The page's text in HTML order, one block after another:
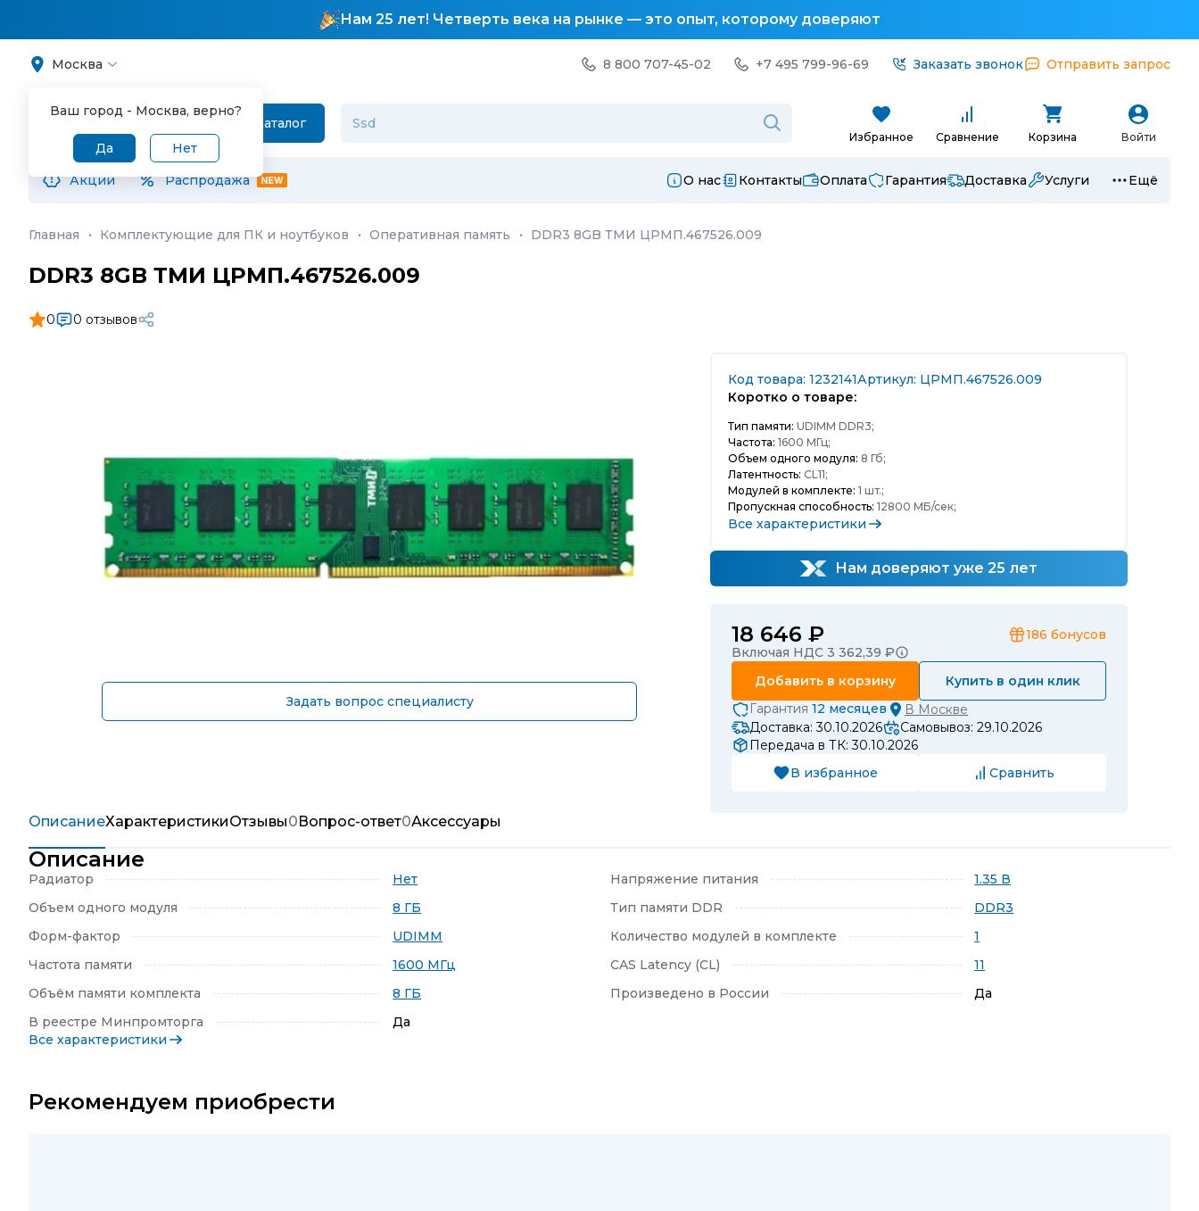
Нам 25 лет! Четверть века на рынке — это опыт, которому доверяют
Москва
Ваш город - Москва, верно?
Да Нет
8 800 707-45-02 +7 495 799-96-69 Заказать звонок Отправить запрос
Каталог
Избранное Сравнение Корзина Войти
Акции Распродажа О нас Контакты Оплата Гарантия Доставка Услуги Ещё
Главная · Комплектующие для ПК и ноутбуков · Оперативная память · DDR3 8GB ТМИ ЦРМП.467526.009
DDR3 8GB ТМИ ЦРМП.467526.009
0 0 отзывов
Задать вопрос специалисту
Код товара: 1232141Артикул: ЦРМП.467526.009
Коротко о товаре:
Тип памяти: UDIMM DDR3;
Частота: 1600 МГц;
Объем одного модуля: 8 Гб;
Латентность: CL11;
Модулей в комплекте: 1 шт.;
Пропускная способность: 12800 МБ/сек;
Все характеристики
Нам доверяют уже 25 лет
18 646 ₽ 186 бонусов
Включая НДС 3 362,39 ₽
Добавить в корзину
Купить в один клик
Гарантия 12 месяцев В Москве
Доставка: 30.10.2026
Самовывоз: 29.10.2026
Передача в ТК: 30.10.2026
В избранное
Сравнить
ОписаниеХарактеристикиОтзывы0Вопрос-ответ0Аксессуары
Описание
Радиатор Нет Напряжение питания
1.35 В
Объем одного модуля
8 ГБ Тип памяти DDR
DDR3
Форм-фактор
UDIMM Количество модулей в комплекте
1
Частота памяти
1600 МГц CAS Latency (CL)
11
Объём памяти комплекта
8 ГБ Произведено в России
Да
В реестре Минпромторга
Да
Все характеристики
Рекомендуем приобрести